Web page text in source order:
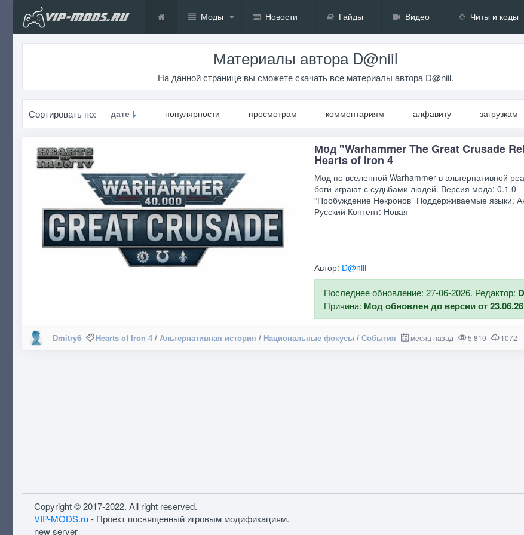
Моды Новости Гайды Видео Читы и коды
Материалы автора D@niil
На данной странице вы сможете скачать все материалы автора D@niil.
Сортировать по: дате популярности просмотрам комментариям алфавиту загрузкам
Мод "Warhammer The Great Crusade
Hearts of Iron 4
Мод по вселенной Warhammer в альтернативной
боги играют с судьбами людей. Версия мода: 0.1.0
“Пробуждение Некронов” Поддерживаемые языки:
Русский Контент: Новая
Автор: D@niil
Последнее обновление: 27-06-2026. Редактор:
Причина: Мод обновлен до версии от 23.06.26
Dmitry6 Hearts of Iron 4/ Альтернативная история / Национальные фокусы / События месяц назад 5 810 1072
Copyright © 2017-2022. All right reserved.
VIP-MODS.ru- Проект посвященный игровым модификациям.
new server